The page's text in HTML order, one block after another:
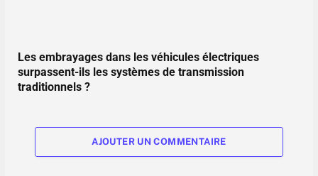
Les embrayages dans les véhicules électriques
surpassent-ils les systèmes de transmission
traditionnels ?
AJOUTER UN COMMENTAIRE